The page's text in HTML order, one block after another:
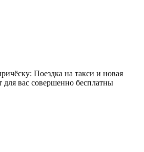
Поездка на такси и новая
для вас совершенно бесплатны